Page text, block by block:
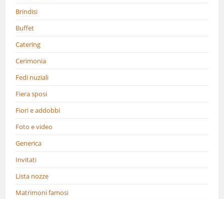
Brindisi
Buffet
Catering
Cerimonia
Fedi nuziali
Fiera sposi
Fiori e addobbi
Foto e video
Generica
Invitati
Lista nozze
Matrimoni famosi